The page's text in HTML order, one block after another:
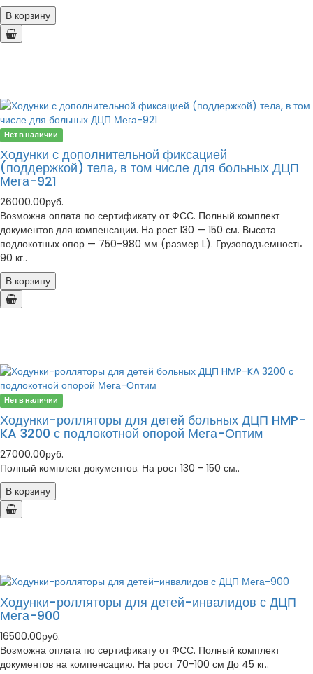
В корзину
Нет в наличии
Ходунки с дополнительной фиксацией
(поддержкой) тела, в том числе для больных ДЦП
Мега-921
26000.00руб.
Возможна оплата по сертификату от ФСС. Полный комплект
документов для компенсации. На рост 130 — 150 см. Высота
подлокотных опор — 750-980 мм (размер L). Грузоподъемность
90 кг..
В корзину
Нет в наличии
Ходунки-ролляторы для детей больных ДЦП HMP-
KA 3200 с подлокотной опорой Мега-Оптим
27000.00руб.
Полный комплект документов. На рост 130 - 150 см..
В корзину
Ходунки-ролляторы для детей-инвалидов с ДЦП
Мега-900
16500.00руб.
Возможна оплата по сертификату от ФСС. Полный комплект
документов на компенсацию. На рост 70-100 см До 45 кг..